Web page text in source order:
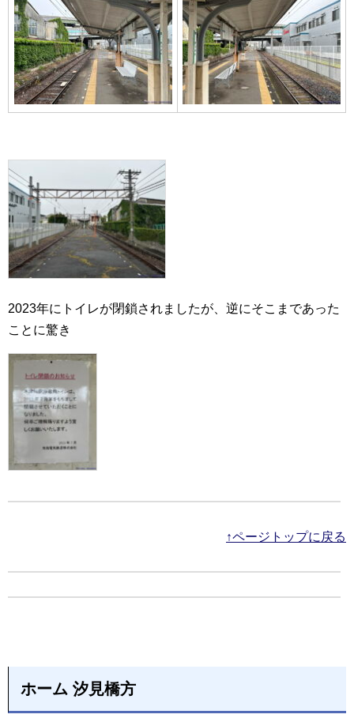
2023年にトイレが閉鎖されましたが、逆にそこまであった
ことに驚き
↑ページトップに戻る
ホーム 汐見橋方